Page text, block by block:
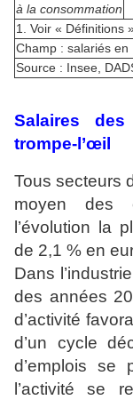
1. Voir « Définitions
Champ : salariés
Source : Insee,
à la consommation
Salaires
trompe-l’œil
Tous secteurs
moyen des
l’évolution la
de 2,1 % en
Dans
des années
d’activité
d’un cycle
d’emplois se
l’activité se